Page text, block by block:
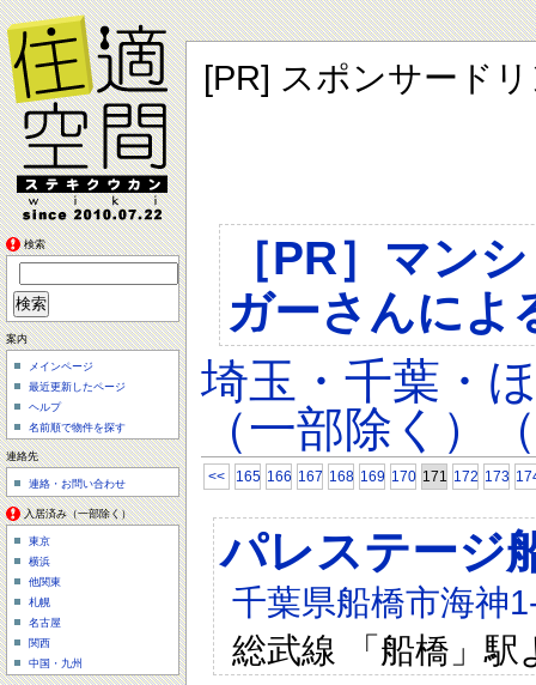
[PR] スポンサード
［PR］マン
ガーさんによ
埼玉・千葉・
（一部除く）
<< 165 166 167 168 169 170 171 172 173
パレステージ
千葉県船橋市海神
総武線 「船橋」駅
検索
案内
メインページ
最近更新したページ
ヘルプ
名前順で物件を探す
連絡先
連絡・お問い合わせ
入居済み（一部除く）
東京
横浜
他関東
札幌
名古屋
関西
中国・九州